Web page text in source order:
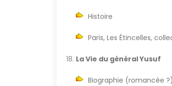
Histoire
Paris, Les Étincelles,
La Vie du général Yusuf
Biographie (romancée ?)